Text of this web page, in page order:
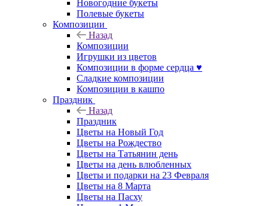
Новогодние букеты
Полевые букеты
Композиции
Назад
Композиции
Игрушки из цветов
Композиции в форме сердца ♥
Сладкие композиции
Композиции в кашпо
Праздник
Назад
Праздник
Цветы на Новый Год
Цветы на Рождество
Цветы на Татьянин день
Цветы на день влюбленных
Цветы и подарки на 23 Февраля
Цветы на 8 Марта
Цветы на Пасху